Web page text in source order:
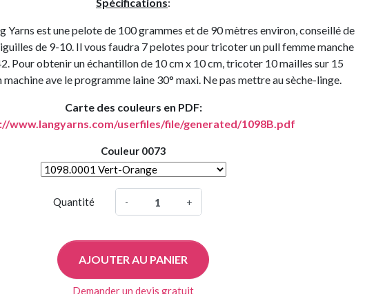
Yarns est une pelote de 100 grammes et de 90 mètres environ, conseillé de
de 9-10. Il vous faudra 7 pelotes pour tricoter un pull femme manche
Pour obtenir un échantillon de 10 cm x 10 cm, tricoter 10 mailles sur 15
machine ave le programme laine 30° maxi. Ne pas mettre au sèche-linge.
Carte des couleurs en PDF:
www.langyarns.com/userfiles/file/generated/1098B.pdf
Couleur 0073
Quantité - +
AJOUTER AU PANIER
Demander un devis gratuit